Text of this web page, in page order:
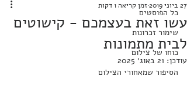
כל הפוסטים
שימור זכרונות
כוחו של צילום
הסיפור שמאחורי הצילום
עשו זאת בעצמכם - קישוטים
לבית מתמונות
27 ביוני 2019 זמן קריאה 1 דקות
עודכן: 21 באוג׳ 2025